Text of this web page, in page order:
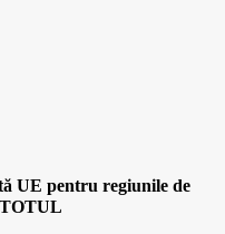
UE pentru regiunile de
TOTUL